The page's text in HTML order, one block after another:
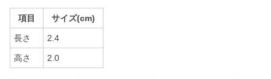
項目 サイズ(cm)
長さ 2.4
高さ 2.0